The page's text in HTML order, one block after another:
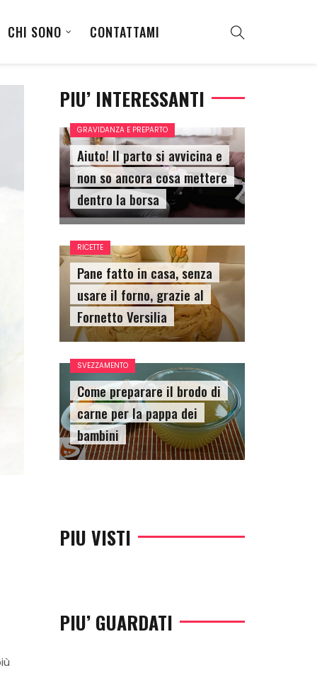
CHI SONO CONTATTAMI
PIU’ INTERESSANTI
GRAVIDANZA E PREPARTO
Aiuto! Il parto si avvicina e
non so ancora cosa mettere
dentro la borsa
RICETTE
Pane fatto in casa, senza
usare il forno, grazie al
Fornetto Versilia
SVEZZAMENTO
Come preparare il brodo di
carne per la pappa dei
bambini
PIU VISTI
PIU’ GUARDATI